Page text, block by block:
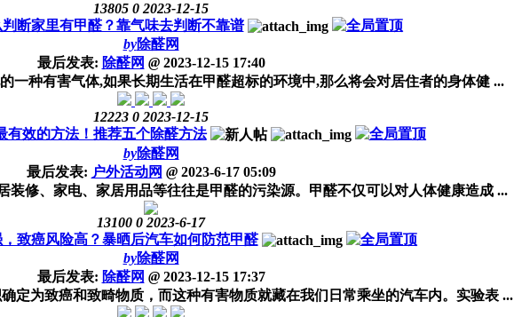
13805 0 2023-12-15
断家里有甲醛？靠气味去判断不靠谱
by除醛网
最后发表: 除醛网 @2023-12-15 17:40
一种有害气体,如果长期生活在甲醛超标的环境中,那么将会对居住者的身体健 ...
12223 0 2023-12-15
有效的方法！推荐五个除醛方法
by除醛网
最后发表: 户外活动网 @2023-6-17 05:09
装修、家电、家居用品等往往是甲醛的污染源。甲醛不仅可以对人体健康造成 ...
13100 0 2023-6-17
致癌风险高？暴晒后汽车如何防范甲醛
by除醛网
最后发表: 除醛网 @2023-12-15 17:37
定为致癌和致畸物质，而这种有害物质就藏在我们日常乘坐的汽车内。实验表 ...